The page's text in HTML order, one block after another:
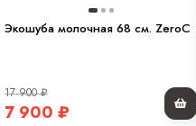
Экошуба молочная 68 см. ZeroC
17 900₽
7 900 ₽